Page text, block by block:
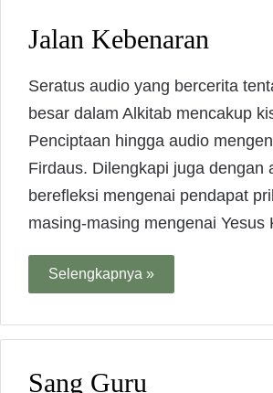
Jalan Kebenaran
Seratus audio yang bercerita
besar dalam Alkitab mencakup
Penciptaan hingga audio
Firdaus. Dilengkapi juga dengan
berefleksi mengenai pendapat
masing-masing mengenai Yesus
Selengkapnya »
Sang Guru